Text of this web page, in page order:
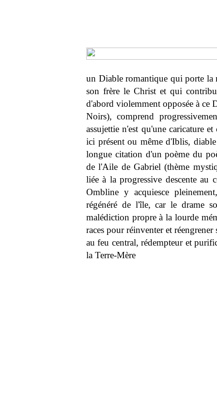
un Diable romantique qui porte la
son frère le Christ et qui
d'abord violemment opposée à ce
Noirs), comprend
assujettie n'est qu'une caricature
ici présent ou même d'Iblis,
longue citation d'un poème du
de l'Aile de Gabriel (thème
liée à la progressive descente
Ombline y acquiesce
régénéré de l'île, car le drame
malédiction propre à la lourde
races pour réinventer et
au feu central, rédempteur et
la Terre-Mère